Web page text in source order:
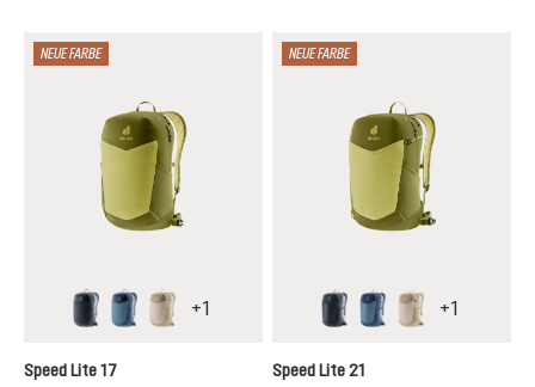
NEUE FARBE
blackatlantic-inkalu-greystone
+1
Speed Lite 17
NEUE FARBE
blackatlantic-inkalu-greystone
+1
Speed Lite 21